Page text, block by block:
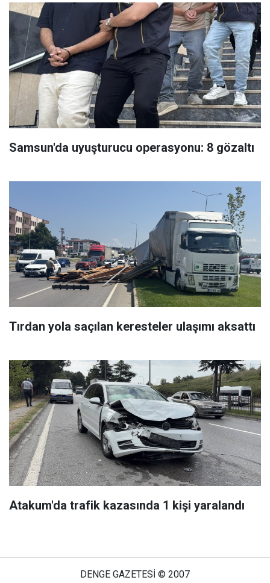
Samsun'da uyuşturucu operasyonu: 8 gözaltı
Tırdan yola saçılan keresteler ulaşımı aksattı
Atakum'da trafik kazasında 1 kişi yaralandı
DENGE GAZETESİ © 2007